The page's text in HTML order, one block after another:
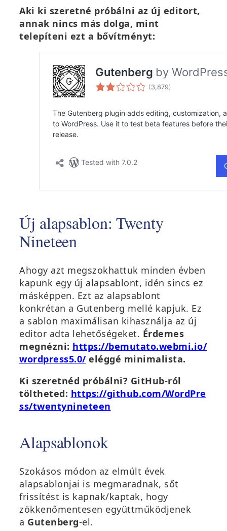
Aki ki szeretné próbálni az új editort,
annak nincs más dolga, mint
telepíteni ezt a bővítményt:
Új alapsablon: Twenty
Nineteen
Ahogy azt megszokhattuk minden évben
kapunk egy új alapsablont, idén sincs ez
másképpen. Ezt az alapsablont
konkrétan a Gutenberg mellé kapjuk. Ez
a sablon maximálisan kihasználja az új
editor adta lehetőségeket. Érdemes
megnézni: https://bemutato.webmi.io/
wordpress5.0/eléggé minimalista.
Ki szeretnéd próbálni? GitHub-ról
töltheted: https://github.com/WordPre
ss/twentynineteen
Alapsablonok
Szokásos módon az elmúlt évek
alapsablonjai is megmaradnak, sőt
frissítést is kapnak/kaptak, hogy
zökkenőmentesen együttműködjenek
a Gutenberg-el.